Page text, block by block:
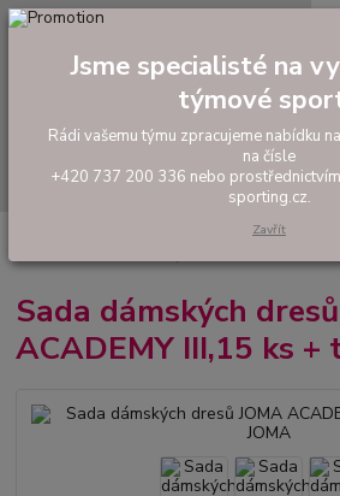
tel: +420 737 200 336
Akční sady dresů
dresů JOMA ACADEMY III,15 ks + taška JOMA
Sada dámských
ACADEMY III,15 ks +
Jsme specialisté na
týmové
Rádi vašemu týmu zpracujeme nabídku
na čísle
+420 737 200 336 nebo
sporting.cz.
Zavřít